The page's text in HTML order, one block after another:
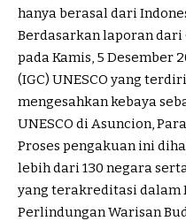
hanya berasal dari
Berdasarkan laporan dari
pada Kamis, 5 Desember
(IGC) UNESCO yang
mengesahkan kebaya
UNESCO di Asuncion,
Proses pengakuan ini
lebih dari 130 negara
yang terakreditasi dalam
Perlindungan Warisan